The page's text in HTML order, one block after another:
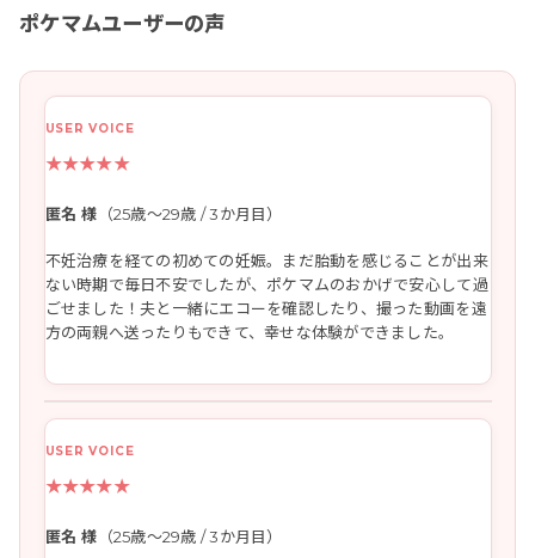
ポケマムユーザーの声
★★★★★
匿名 様 （25歳～29歳 / 3か月目）
不妊治療を経ての初めての妊娠。まだ胎動を感じることが出来
ない時期で毎日不安でしたが、ポケマムのおかげで安心して過
ごせました！夫と一緒にエコーを確認したり、撮った動画を遠
方の両親へ送ったりもできて、幸せな体験ができました。
★★★★★
匿名 様 （25歳～29歳 / 3か月目）